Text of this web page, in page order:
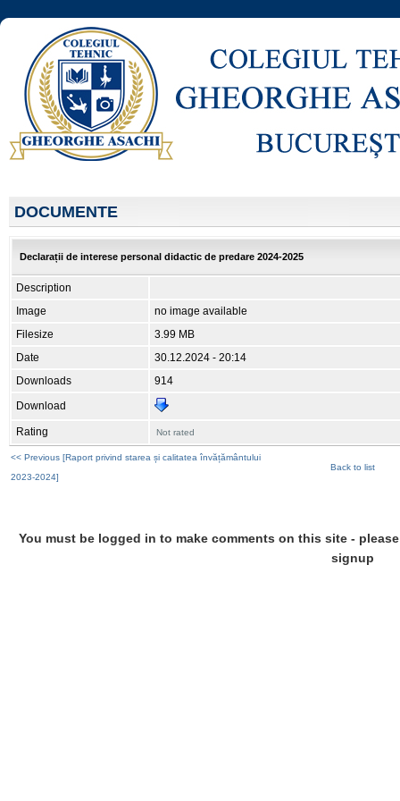
DOCUMENTE
Declarații de interese personal didactic de predare 2024-2025
Description
Image
no image available
Filesize
3.99 MB
Date
30.12.2024 - 20:14
Downloads
914
Download
Rating Not rated
<< Previous [Raport privind starea și calitatea învățământului
2023-2024]
Back to list
You must be logged in to make comments on this site -
signup